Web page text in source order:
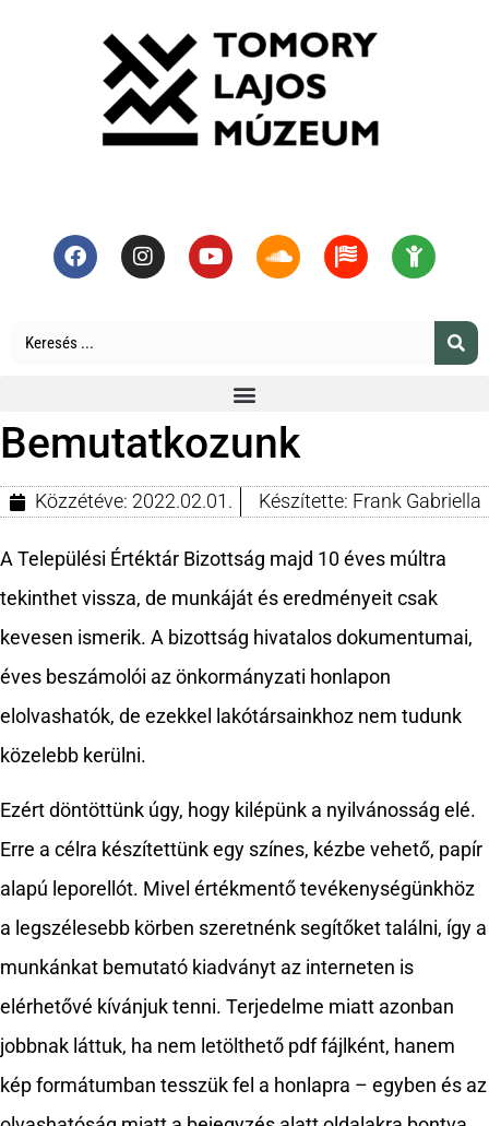
Bemutatkozunk
Közzétéve: 2022.02.01. Készítette: Frank Gabriella
A Települési Értéktár Bizottság majd 10 éves múltra
tekinthet vissza, de munkáját és eredményeit csak
kevesen ismerik. A bizottság hivatalos dokumentumai,
éves beszámolói az önkormányzati honlapon
elolvashatók, de ezekkel lakótársainkhoz nem tudunk
közelebb kerülni.
Ezért döntöttünk úgy, hogy kilépünk a nyilvánosság elé.
Erre a célra készítettünk egy színes, kézbe vehető, papír
alapú leporellót. Mivel értékmentő tevékenységünkhöz
a legszélesebb körben szeretnénk segítőket találni, így a
munkánkat bemutató kiadványt az interneten is
elérhetővé kívánjuk tenni. Terjedelme miatt azonban
jobbnak láttuk, ha nem letölthető pdf fájlként, hanem
kép formátumban tesszük fel a honlapra – egyben és az